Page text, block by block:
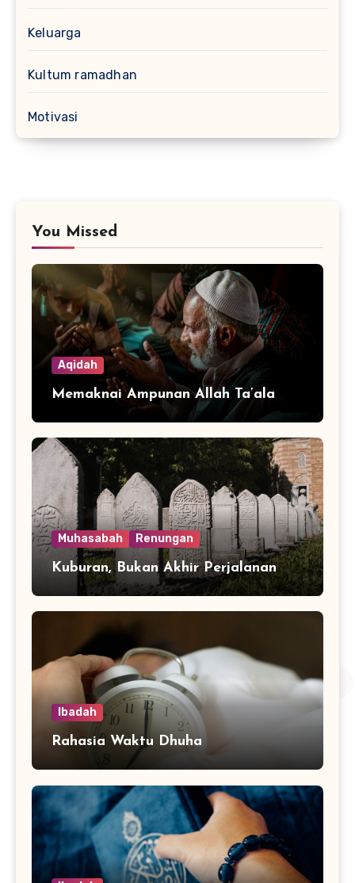
Keluarga
Kultum ramadhan
Motivasi
You Missed
Aqidah
Memaknai Ampunan Allah Ta’ala
Muhasabah Renungan
Kuburan, Bukan Akhir Perjalanan
Ibadah
Rahasia Waktu Dhuha